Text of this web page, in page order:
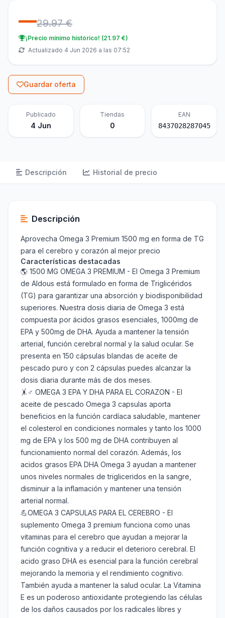
—29.97 €
¡Precio mínimo histórico! (21.97 €)
Actualizado 4 Jun 2026 a las 07:52
Guardar oferta
Publicado
4 Jun
Tiendas
0
EAN
8437028287045
Descripción Historial de precio
Descripción
Aprovecha Omega 3 Premium 1500 mg en forma de TG
para el cerebro y corazón al mejor precio
Características destacadas
🌎 1500 MG OMEGA 3 PREMIUM - El Omega 3 Premium
de Aldous está formulado en forma de Triglicéridos
(TG) para garantizar una absorción y biodisponibilidad
superiores. Nuestra dosis diaria de Omega 3 está
compuesta por ácidos grasos esenciales, 1000mg de
EPA y 500mg de DHA. Ayuda a mantener la tensión
arterial, función cerebral normal y la salud ocular. Se
presenta en 150 cápsulas blandas de aceite de
pescado puro y con 2 cápsulas puedes alcanzar la
dosis diaria durante más de dos meses.
🤸♂️ OMEGA 3 EPA Y DHA PARA EL CORAZON - El
aceite de pescado Omega 3 capsulas aporta
beneficios en la función cardíaca saludable, mantener
el colesterol en condiciones normales y tanto los 1000
mg de EPA y los 500 mg de DHA contribuyen al
funcionamiento normal del corazón. Además, los
acidos grasos EPA DHA Omega 3 ayudan a mantener
unos niveles normales de trigliceridos en la sangre,
disminuir a la inflamación y mantener una tensión
arterial normal.
💪OMEGA 3 CAPSULAS PARA EL CEREBRO - El
suplemento Omega 3 premium funciona como unas
vitaminas para el cerebro que ayudan a mejorar la
función cognitiva y a reducir el deterioro cerebral. El
acido graso DHA es esencial para la función cerebral
mejorando la memoria y el rendimiento cognitivo.
También ayuda a mantener la salud ocular. La Vitamina
E es un poderoso antioxidante protegiendo las células
de los daños causados por los radicales libres y